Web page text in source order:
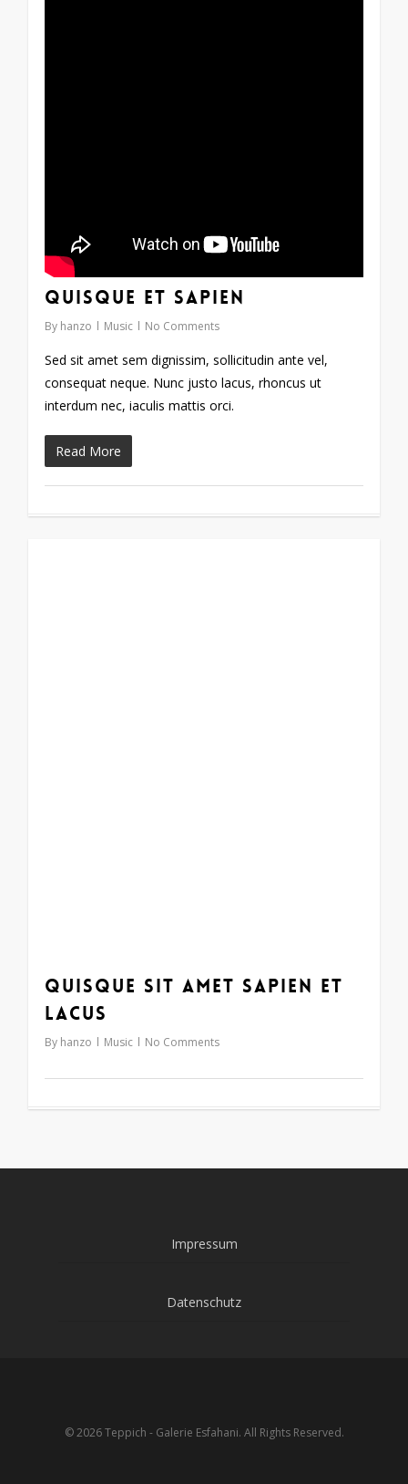
Quisque et sapien
By hanzo Music No Comments
Sed sit amet sem dignissim, sollicitudin ante vel,
consequat neque. Nunc justo lacus, rhoncus ut
interdum nec, iaculis mattis orci.
Read More
Quisque sit amet sapien et
lacus
By hanzo Music No Comments
Impressum
Datenschutz
© 2026 Teppich - Galerie Esfahani. All Rights Reserved.